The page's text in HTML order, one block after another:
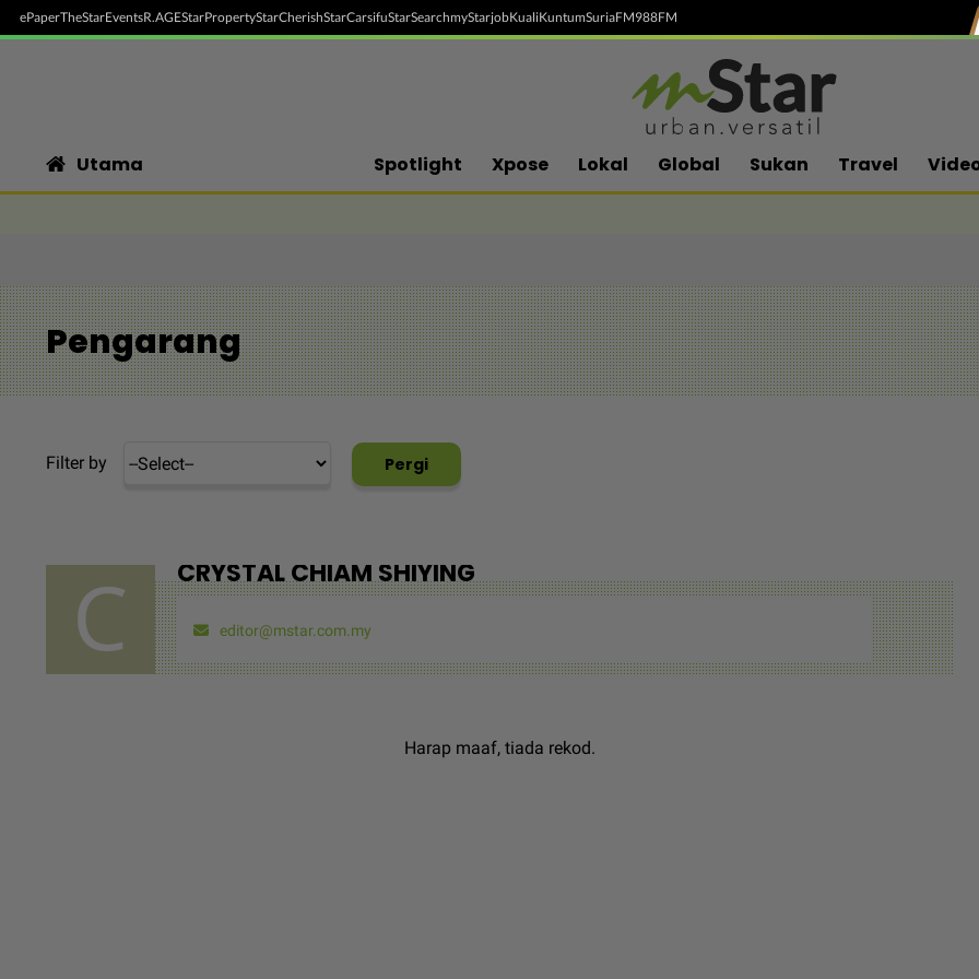
ePaperTheStarEventsR.AGEStarPropertyStarCherishStarCarsifuStarSearchmyStarjobKualiKuntumSuriaFM988FM
Utama Spotlight Xpose Lokal Global Sukan Travel
Pengarang
Filter by
CRYSTAL CHIAM SHIYING
editor@mstar.com.my
Harap maaf, tiada rekod.